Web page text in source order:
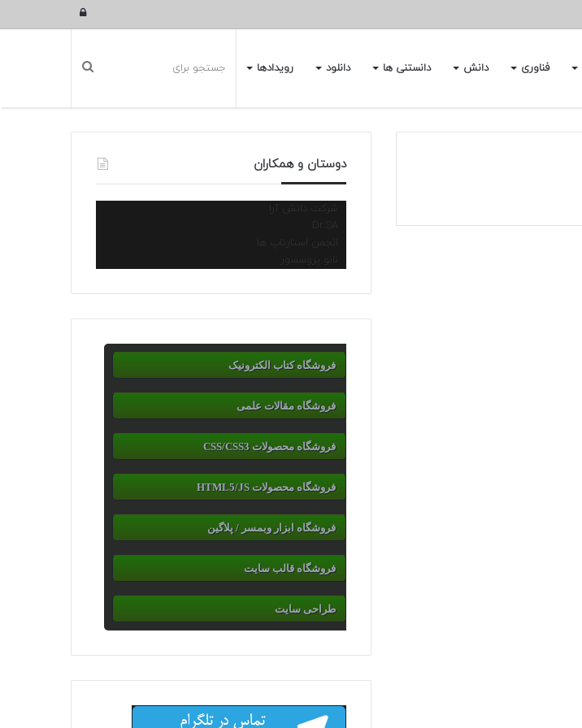
ورود
فناوری دانش دانستنی ها دانلود رویدادها
دوستان و همکاران
شرکت دانش آرا
انجمن استارتاپ ها
نانو پروسسور
فروشگاه کتاب الکترونیک
فروشگاه مقالات علمی
فروشگاه محصولات CSS/CSS3
فروشگاه محصولات HTML5/JS
فروشگاه ابزار وبمسر / پلاگین
فروشگاه قالب سایت
طراحی سایت